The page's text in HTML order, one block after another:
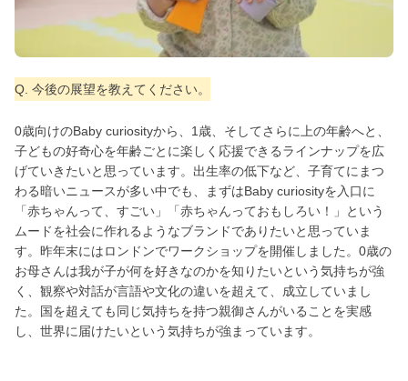
Q. 今後の展望を教えてください。
0歳向けのBaby curiosityから、1歳、そしてさらに上の年齢へと、
子どもの好奇心を年齢ごとに楽しく応援できるラインナップを広
げていきたいと思っています。出生率の低下など、子育てにまつ
わる暗いニュースが多い中でも、まずはBaby curiosityを入口に
「赤ちゃんって、すごい」「赤ちゃんっておもしろい！」という
ムードを社会に作れるようなブランドでありたいと思っていま
す。昨年末にはロンドンでワークショップを開催しました。0歳の
お母さんは我が子が何を好きなのかを知りたいという気持ちが強
く、観察や対話が言語や文化の違いを超えて、成立していまし
た。国を超えても同じ気持ちを持つ親御さんがいることを実感
し、世界に届けたいという気持ちが強まっています。